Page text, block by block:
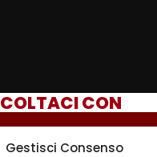
Gestisci Consenso
CON